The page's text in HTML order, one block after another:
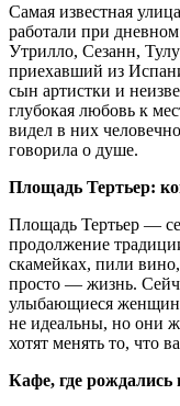
Самая известная
работали при
Утрилло, Сезанн,
приехавший из
сын артистки и
глубокая любовь к
видел в них
говорила о душе.
Площадь Тертьер:
Площадь Тертьер —
продолжение
скамейках, пили
просто — жизнь.
улыбающиеся
не идеальны, но они
хотят менять то, что
Кафе, где рождались